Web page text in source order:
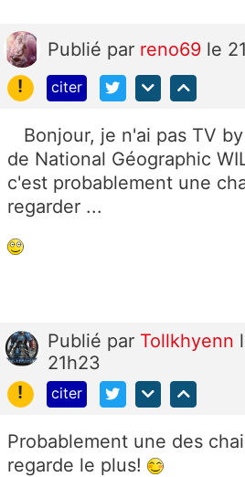
Publié par reno69 le
!
citer
Bonjour, je n'ai pas TV
de National Géographic
c'est probablement une
regarder ...
Publié par Tollkhyenn
21h23
!
citer
Probablement une des
regarde le plus!